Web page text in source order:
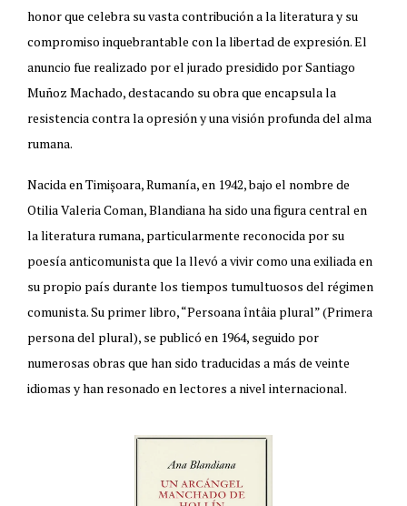
honor que celebra su vasta contribución a la literatura y su
compromiso inquebrantable con la libertad de expresión. El
anuncio fue realizado por el jurado presidido por Santiago
Muñoz Machado, destacando su obra que encapsula la
resistencia contra la opresión y una visión profunda del alma
rumana.
Nacida en Timișoara, Rumanía, en 1942, bajo el nombre de
Otilia Valeria Coman, Blandiana ha sido una figura central en
la literatura rumana, particularmente reconocida por su
poesía anticomunista que la llevó a vivir como una exiliada en
su propio país durante los tiempos tumultuosos del régimen
comunista. Su primer libro, “Persoana întâia plural” (Primera
persona del plural), se publicó en 1964, seguido por
numerosas obras que han sido traducidas a más de veinte
idiomas y han resonado en lectores a nivel internacional.